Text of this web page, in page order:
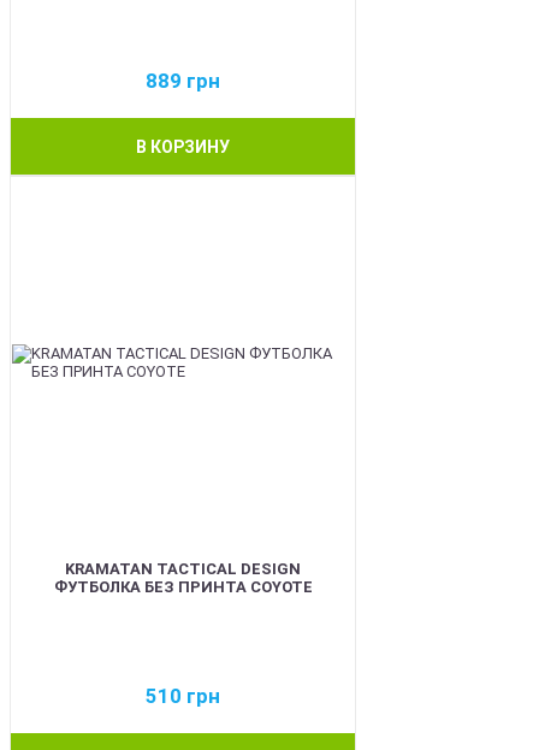
889 грн
В КОРЗИНУ
KRAMATAN TACTICAL DESIGN
ФУТБОЛКА БЕЗ ПРИНТА COYOTE
510 грн